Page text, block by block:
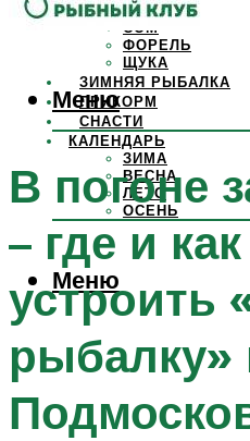
САЗАН
СОМ
ФОРЕЛЬ
ЩУКА
ЗИМНЯЯ РЫБАЛКА
ПРИКОРМ
СНАСТИ
КАЛЕНДАРЬ
ЗИМА
ВЕСНА
ЛЕТО
ОСЕНЬ
Меню
Меню
В погоне
– где и
устроить
рыбалку»